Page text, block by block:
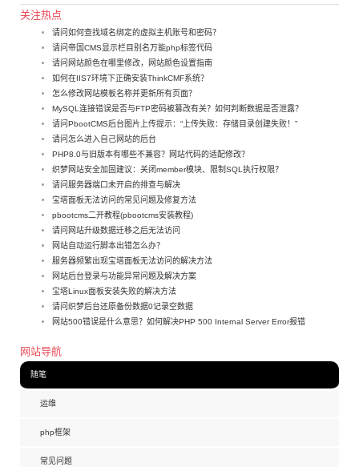
关注热点
请问如何查找域名绑定的虚拟主机账号和密码？
请问帝国CMS显示栏目别名万能php标签代码
请问网站颜色在哪里修改，网站颜色设置指南
如何在IIS7环境下正确安装ThinkCMF系统？
怎么修改网站模板名称并更新所有页面？
MySQL连接错误是否与FTP密码被篡改有关？如何判断数据是否泄露？
请问PbootCMS后台图片上传提示：“上传失败：存储目录创建失败！”
请问怎么进入自己网站的后台
PHP8.0与旧版本有哪些不兼容？网站代码的适配修改？
织梦网站安全加固建议：关闭member模块、限制SQL执行权限？
请问服务器端口未开启的排查与解决
宝塔面板无法访问的常见问题及修复方法
pbootcms二开教程(pbootcms安装教程)
请问网站升级数据迁移之后无法访问
网站自动运行脚本出错怎么办？
服务器频繁出现宝塔面板无法访问的解决方法
网站后台登录与功能异常问题及解决方案
宝塔Linux面板安装失败的解决方法
请问织梦后台还原备份数据0记录空数据
网站500错误是什么意思？如何解决PHP 500 Internal Server Error报错
网站导航
随笔
运维
php框架
常见问题